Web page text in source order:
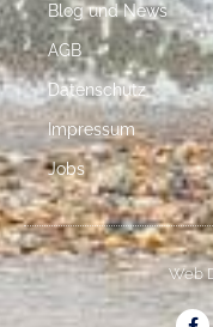
Blog und News
AGB
Datenschutz
Impressum
Jobs
Web